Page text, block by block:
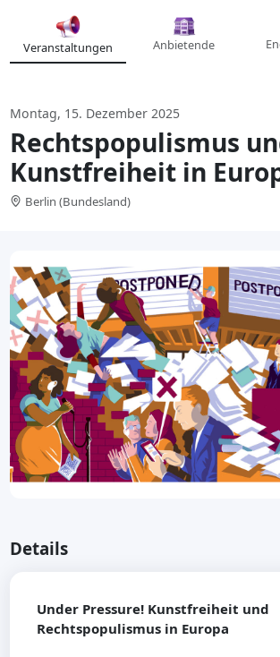
Veranstaltungen Anbietende
Montag, 15. Dezember 2025
Rechtspopulismus
Kunstfreiheit in
Berlin (Bundesland)
Details
Under Pressure! Kunstfreiheit und
Rechtspopulismus in Europa